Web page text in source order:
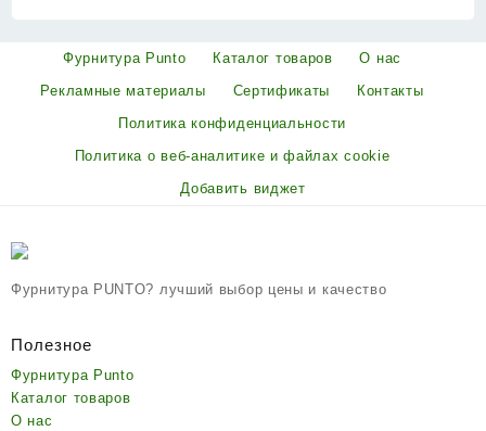
Фурнитура Punto Каталог товаров
О нас
Рекламные материалы
Сертификаты
Контакты
Политика конфиденциальности
Политика о веб-аналитике и файлах cookie
Добавить виджет
Фурнитура PUNTO? лучший выбор цены и качество
Полезное
Фурнитура Punto
Каталог товаров
О нас